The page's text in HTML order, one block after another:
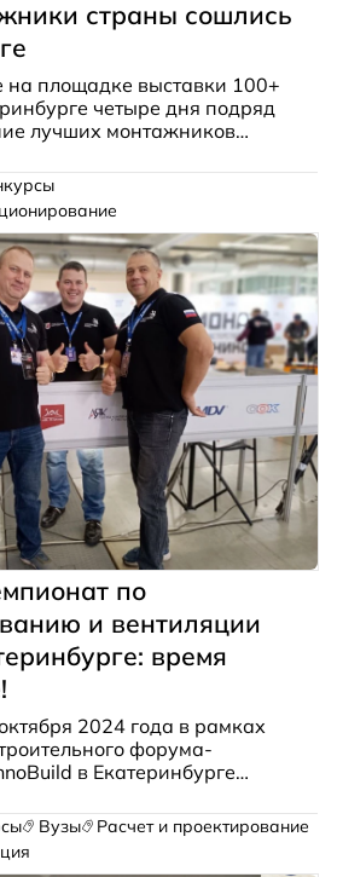
страны сошлись
площадке выставки 100+
четыре дня подряд
лучших монтажников
— профессиональные
профильных колледжей.
по
и вентиляции
время
2024 года в рамках
форума-
в Екатеринбурге
объединит лучших
отрасли со всей
Вузы
Расчет и проектирование